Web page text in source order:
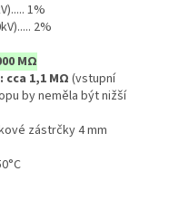
1%
2%
MΩ
1,1MΩ (vstupní
by neměla být nižší
zástrčky 4 mm